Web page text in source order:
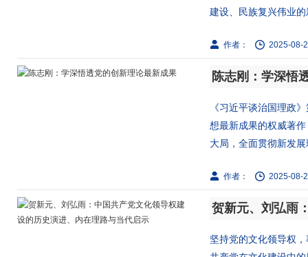
建设、民族复兴伟业
作者： 2025-08-
陈志刚：学深悟
《习近平谈治国理政
想最新成果的权威著
大局，全面贯彻新发
作者： 2025-08-
坚持党的文化领导权